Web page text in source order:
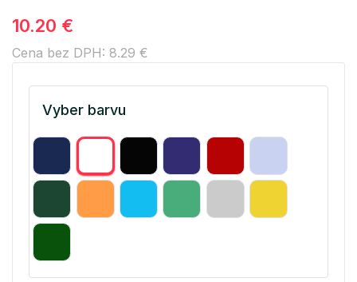
10.20 €
Cena bez DPH: 8.29 €
Vyber barvu